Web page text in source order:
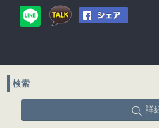
検索
詳